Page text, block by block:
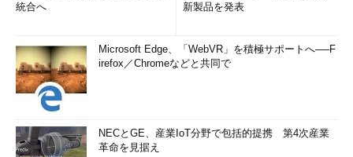
統合へ
新製品を発表
Microsoft Edge、「WebVR」を積極サポートへ──F
irefox／Chromeなどと共同で
NECとGE、産業IoT分野で包括的提携 第4次産業
革命を見据え